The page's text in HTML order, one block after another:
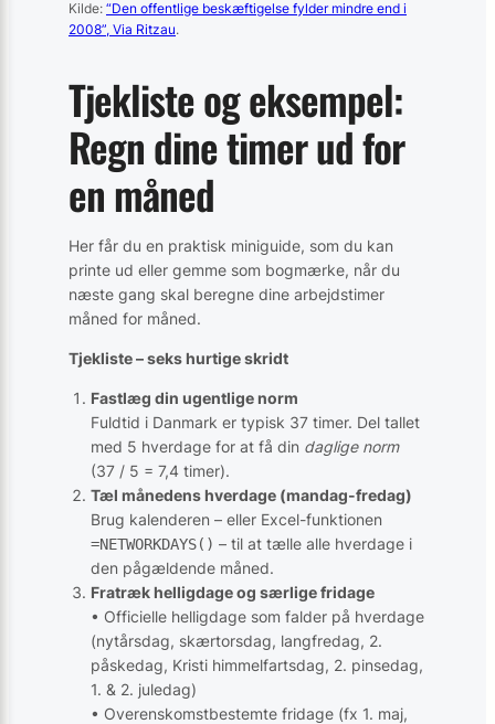
Kilde: “Den offentlige beskæftigelse fylder mindre end i
2008”, Via Ritzau.
Tjekliste og eksempel:
Regn dine timer ud for
en måned
Her får du en praktisk miniguide, som du kan
printe ud eller gemme som bogmærke, når du
næste gang skal beregne dine arbejdstimer
måned for måned.
Tjekliste – seks hurtige skridt
Fastlæg din ugentlige norm
Fuldtid i Danmark er typisk 37 timer. Del tallet
med 5 hverdage for at få din daglige norm
(37 / 5 = 7,4 timer).
Tæl månedens hverdage (mandag-fredag)
Brug kalenderen – eller Excel-funktionen
=NETWORKDAYS() – til at tælle alle hverdage i
den pågældende måned.
Fratræk helligdage og særlige fridage
• Officielle helligdage som falder på hverdage
(nytårsdag, skærtorsdag, langfredag, 2.
påskedag, Kristi himmelfartsdag, 2. pinsedag,
1. & 2. juledag)
• Overenskomstbestemte fridage (fx 1. maj,